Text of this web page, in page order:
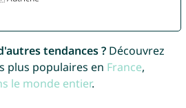
tendances ?Découvrez
plus populaires en France,
le monde entier.